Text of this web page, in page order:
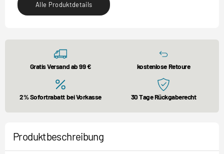
Alle Produktdetails
Gratis Versand ab 99 € kostenlose Retoure
2% Sofortrabatt bei Vorkasse 30 Tage Rückgaberecht
Produktbeschreibung